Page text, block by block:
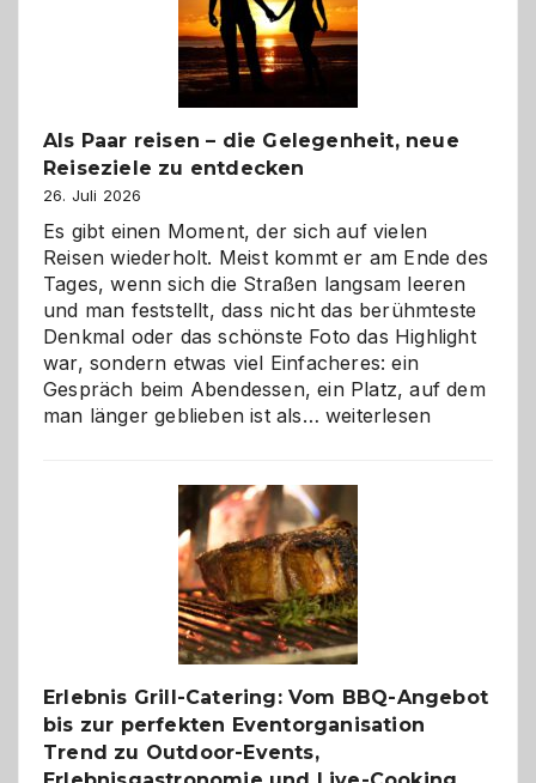
Als Paar reisen – die Gelegenheit, neue
Reiseziele zu entdecken
26. Juli 2026
Es gibt einen Moment, der sich auf vielen
Reisen wiederholt. Meist kommt er am Ende des
Tages, wenn sich die Straßen langsam leeren
und man feststellt, dass nicht das berühmteste
Denkmal oder das schönste Foto das Highlight
war, sondern etwas viel Einfacheres: ein
Gespräch beim Abendessen, ein Platz, auf dem
man länger geblieben ist als… Als
–
die
Gelegenheit,
neue
Reiseziele
zu
entdecken
weiterlesen
Erlebnis Grill-Catering: Vom BBQ-Angebot
bis zur perfekten Eventorganisation
Trend zu Outdoor-Events,